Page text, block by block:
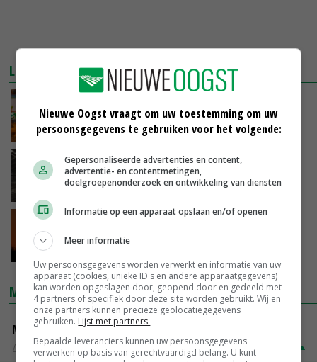
LEES OOK
boeren
30-10-2018
Theaterstuk in stal belicht actuele
boerenproblemen
24-10-2018
helpen
MARKTPRIJZEN
Magere melkpoeder
Zuivel NL
€ 269,00
Nieuwe Oogst vraagt om uw toestemming om uw
persoonsgegevens te gebruiken voor het volgende:
Gepersonaliseerde advertenties en content,
advertentie- en contentmetingen,
doelgroepenonderzoek en ontwikkeling van diensten
Informatie op een apparaat opslaan en/of openen
Meer informatie
Uw persoonsgegevens worden verwerkt en informatie van uw
apparaat (cookies, unieke ID's en andere apparaatgegevens)
kan worden opgeslagen door, geopend door en gedeeld met
4 partners of specifiek door deze site worden gebruikt. Wij en
onze partners kunnen precieze geolocatiegegevens
gebruiken. Lijst met partners.
Bepaalde leveranciers kunnen uw persoonsgegevens
verwerken op basis van gerechtvaardigd belang. U kunt